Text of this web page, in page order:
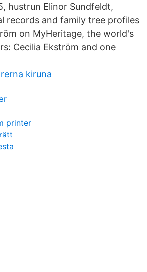
hustrun Elinor Sundfeldt,
records and family tree profiles
on MyHeritage, the world's
Cecilia Ekström and one
kiruna
printer